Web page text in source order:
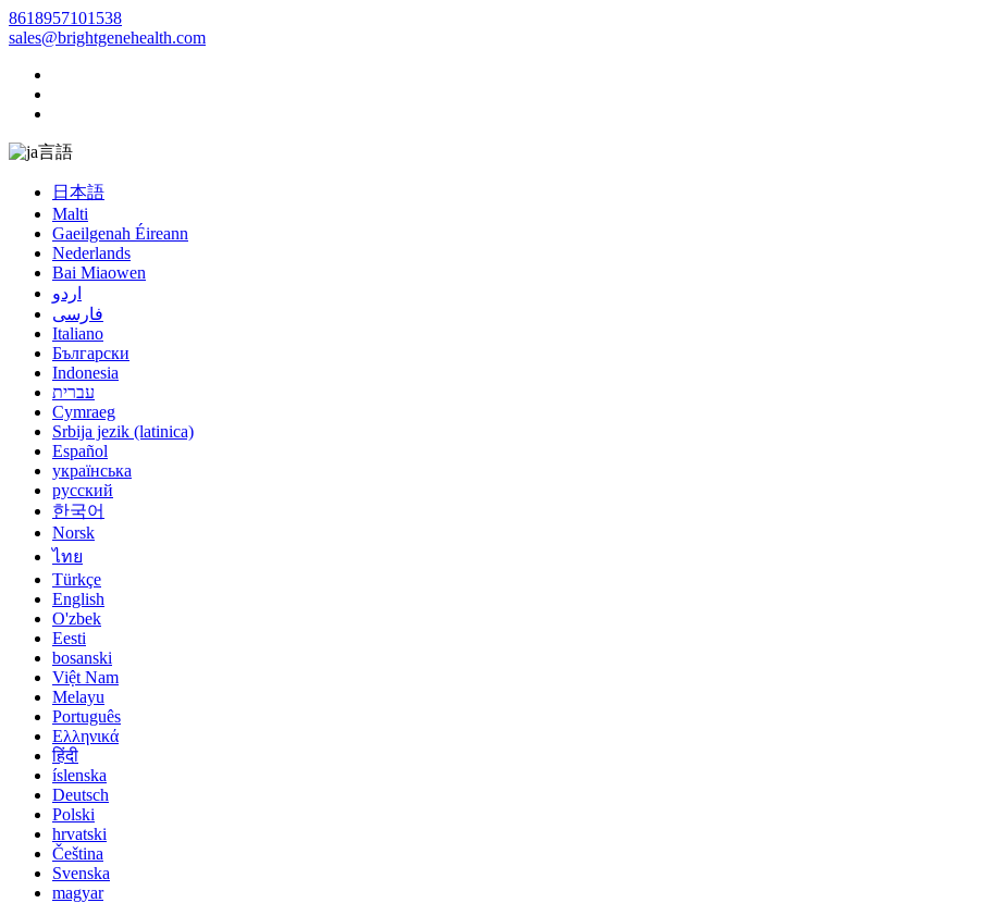
8618957101538
sales@brightgenehealth.com
言語
日本語
Malti
Gaeilgenah Éireann
Nederlands
Bai Miaowen
اردو
فارسی
Italiano
Български
Indonesia
עברית
Cymraeg
Srbija jezik (latinica)
Español
українська
русский
한국어
Norsk
ไทย
Türkçe
English
O'zbek
Eesti
bosanski
Việt Nam
Melayu
Português
Ελληνικά
हिंदी
íslenska
Deutsch
Polski
hrvatski
Čeština
Svenska
magyar